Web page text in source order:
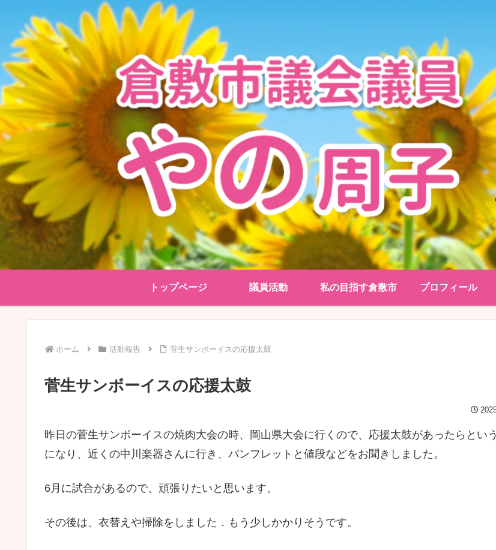
トップページ 議員活動 私の目指す倉敷市 プロフィール
ホーム 活動報告 菅生サンボーイスの応援太鼓
菅生サンボーイスの応援太鼓
昨日の菅生サンボーイスの焼肉大会の時、岡山県大会に行くので、応援太鼓があったらとい
になり、近くの中川楽器さんに行き、パンフレットと値段などをお聞きしました。
6月に試合があるので、頑張りたいと思います。
その後は、衣替えや掃除をしました．もう少しかかりそうです。